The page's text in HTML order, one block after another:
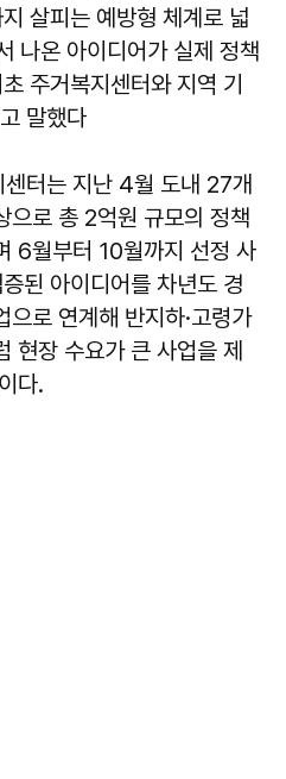
살피는 예방형 체계로 넓
나온 아이디어가 실제 정책
주거복지센터와 지역 기
말했다
터는 지난 4월 도내 27개
으로 총 2억원 규모의 정책
6월부터 10월까지 선정 사
된 아이디어를 차년도 경
로 연계해 반지하·고령가
현장 수요가 큰 사업을 제
다.